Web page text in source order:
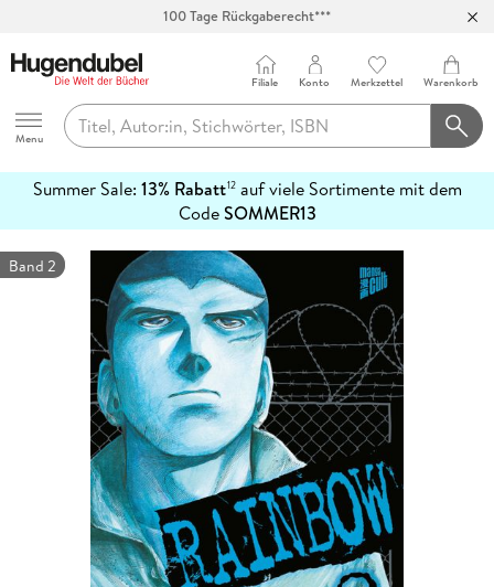
100 Tage Rückgaberecht***
Hugendubel
Menu
Filiale Konto Merkzettel Warenkorb
Summer Sale: 13% Rabatt12auf viele Sortimente mit dem
CodeSOMMER13
erfahren
Band 2